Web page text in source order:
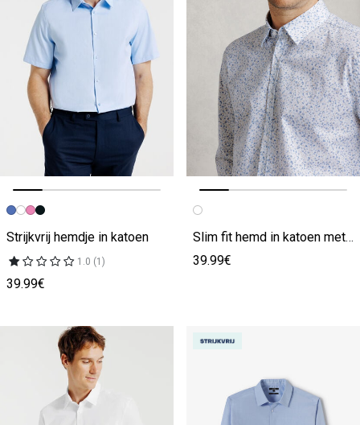
Vorige afbeelding
Volgende beeld
Strijkvrij hemdje in katoen
1.0 (1)
39.99€
Vorige afbeelding
Volgende beeld
Slim fit hemd in katoen met bloemenprint
39.99€